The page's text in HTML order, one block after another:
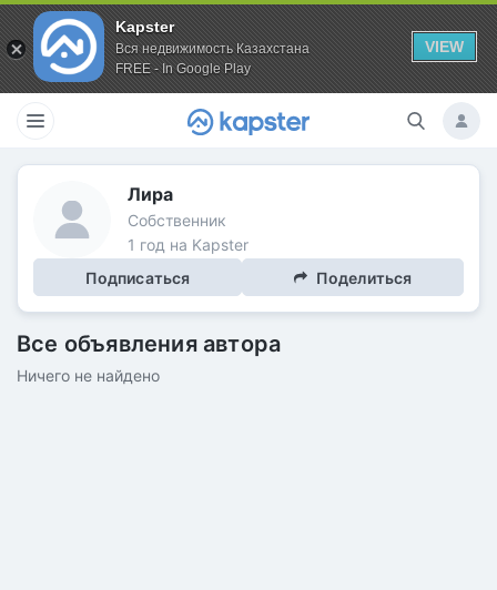
Kapster
Вся недвижимость Казахстана
FREE - In Google Play
VIEW
Лира
Собственник
1 год на Kapster
Подписаться
Поделиться
Все объявления автора
Ничего не найдено